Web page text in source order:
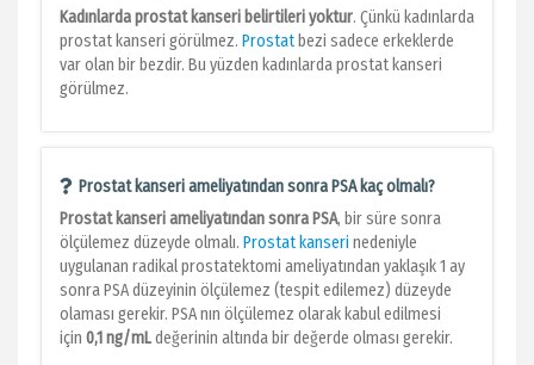
Kadınlarda prostat kanseri belirtileriyoktur. Çünkü kadınlarda
prostat kanseri görülmez. Prostat bezi sadece erkeklerde
var olan bir bezdir. Bu yüzden kadınlarda prostat kanseri
görülmez.
Prostat kanseri ameliyatından sonra PSA kaç olmalı?
Prostat kanseri ameliyatından sonra PSA, bir süre sonra
ölçülemez düzeyde olmalı. Prostat kanseri nedeniyle
uygulanan radikal prostatektomi ameliyatından yaklaşık 1 ay
sonra PSA düzeyinin ölçülemez (tespit edilemez) düzeyde
olaması gerekir. PSA nın ölçülemez olarak kabul edilmesi
için 0,1 ng/mLdeğerinin altında bir değerde olması gerekir.